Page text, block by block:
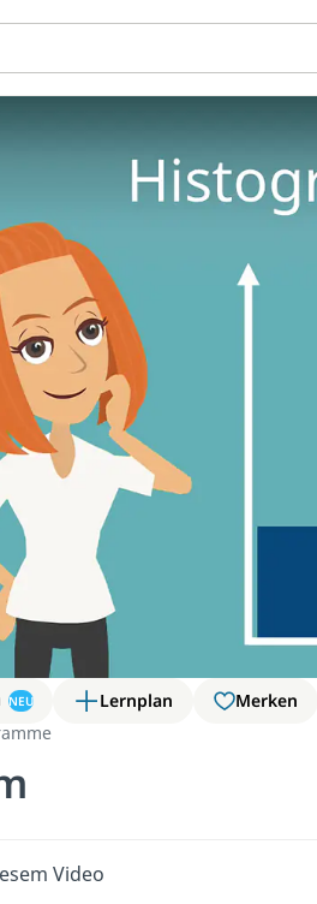
NEU Lernplan Merken
Video